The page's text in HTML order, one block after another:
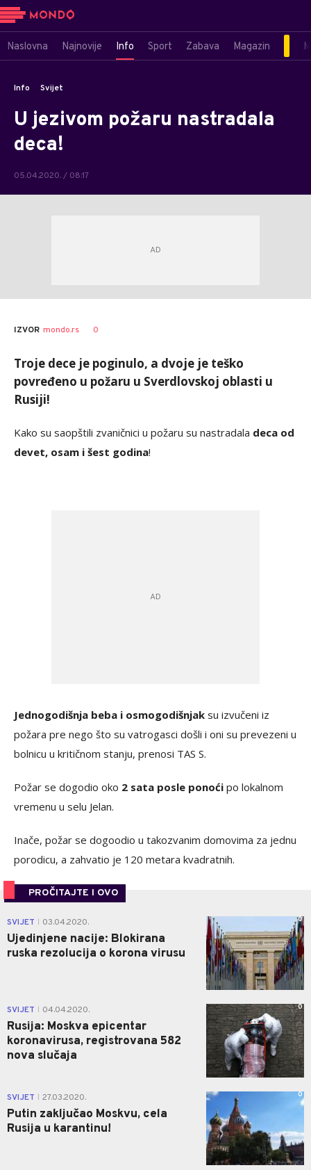
Naslovna Najnovije Info Sport Zabava Magazin
Info Svijet
U jezivom požaru nastradala
deca!
05.04.2020. / 08:17
AUTOR Tanjug
IZVOR mondo.rs 0
Troje dece je poginulo, a dvoje je teško
povređeno u požaru u Sverdlovskoj oblasti u
Rusiji!
Kako su saopštili zvaničnici u požaru su nastradala deca od
devet, osam i šest godina!
Jednogodišnja beba i osmogodišnjak su izvučeni iz
požara pre nego što su vatrogasci došli i oni su prevezeni u
bolnicu u kritičnom stanju, prenosi TAS S.
Požar se dogodio oko 2 sata posle ponoći po lokalnom
vremenu u selu Jelan.
Inače, požar se dogoodio u takozvanim domovima za jednu
porodicu, a zahvatio je 120 metara kvadratnih.
PROČITAJTE I OVO
SVIJET 03.04.2020.
Ujedinjene nacije: Blokirana
ruska rezolucija o korona virusu
0
SVIJET 04.04.2020.
Rusija: Moskva epicentar
koronavirusa, registrovana 582
nova slučaja
0
SVIJET 27.03.2020.
Putin zaključao Moskvu, cela
Rusija u karantinu!
0